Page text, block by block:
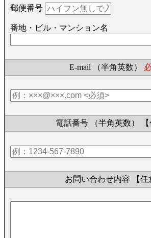
郵便番号
番地・ビル・マンション名
E-mail （半角英数）
電話番号 （半角英数）
お問い合わせ内容 【任